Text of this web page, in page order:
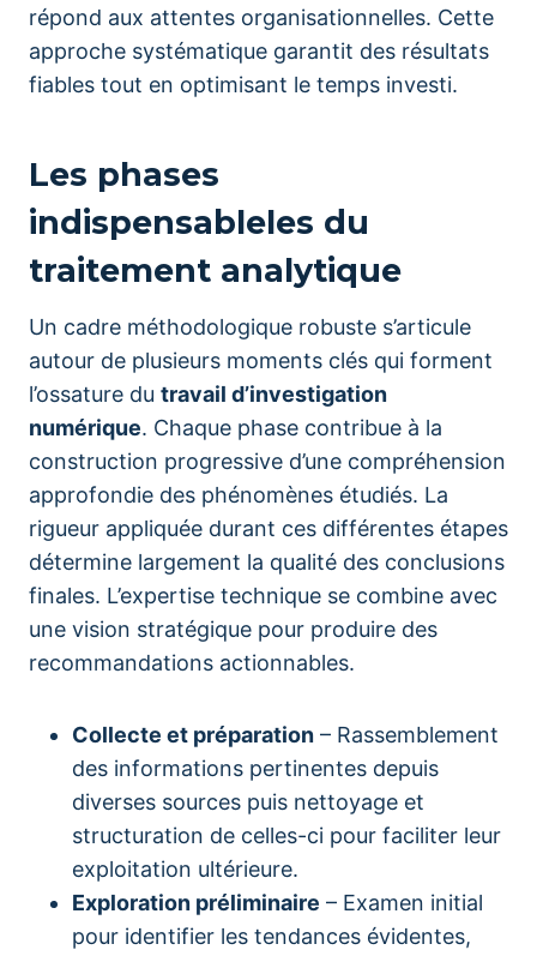
répond aux attentes organisationnelles. Cette
approche systématique garantit des résultats
fiables tout en optimisant le temps investi.
Les phases
indispensableles du
traitement analytique
Un cadre méthodologique robuste s’articule
autour de plusieurs moments clés qui forment
l’ossature du travail d’investigation
numérique. Chaque phase contribue à la
construction progressive d’une compréhension
approfondie des phénomènes étudiés. La
rigueur appliquée durant ces différentes étapes
détermine largement la qualité des conclusions
finales. L’expertise technique se combine avec
une vision stratégique pour produire des
recommandations actionnables.
Collecte et préparation – Rassemblement
des informations pertinentes depuis
diverses sources puis nettoyage et
structuration de celles-ci pour faciliter leur
exploitation ultérieure.
Exploration préliminaire – Examen initial
pour identifier les tendances évidentes,